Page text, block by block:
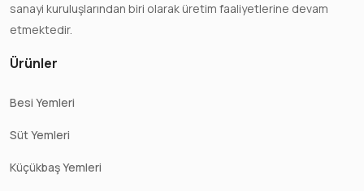
sanayi kuruluşlarından biri olarak üretim faaliyetlerine devam
etmektedir.
Ürünler
Besi Yemleri
Süt Yemleri
Küçükbaş Yemleri